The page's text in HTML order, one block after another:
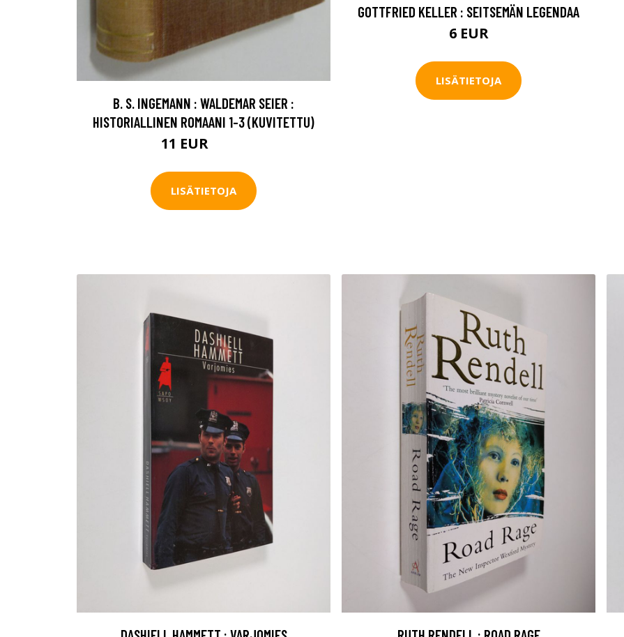
B. S. INGEMANN : WALDEMAR SEIER :
HISTORIALLINEN ROMAANI 1-3 (KUVITETTU)
11 EUR
LISÄTIETOJA
GOTTFRIED KELLER : SEITSEMÄN LEGENDAA
6 EUR
LISÄTIETOJA